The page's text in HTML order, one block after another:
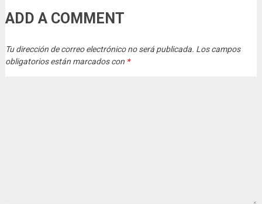
ADD A COMMENT
Tu dirección de correo electrónico no será publicada. Los campos
obligatorios están marcados con *